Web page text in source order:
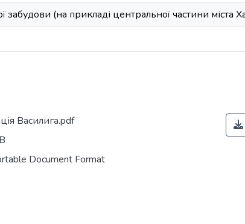
забудови (на прикладі центральної частини міста
Василига.pdf
Document Format